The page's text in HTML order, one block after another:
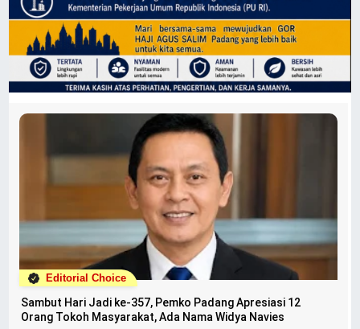
Editorial Choice
Sambut Hari Jadi ke-357, Pemko Padang Apresiasi 12
Orang Tokoh Masyarakat, Ada Nama Widya Navies